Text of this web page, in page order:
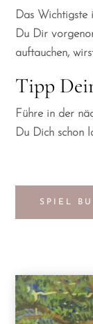
Das Wichtigste
Du Dir
auftauchen,
Tipp
Führe in der
Du Dich schon
SPIEL